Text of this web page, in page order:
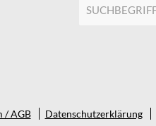
/ AGB Datenschutzerklärung